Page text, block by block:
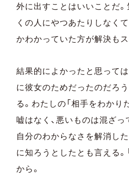
外に出すことはいいことだ
くの人にやつあたりしなく
かわかっていた方が解決もス
結果的によかったと思って
に彼女のためだったのだろ
る。わたしの「相手をわかり
嘘はなく、悪いものは混ざっ
自分のわからなさを解消し
に知ろうとしたとも言える。
から。